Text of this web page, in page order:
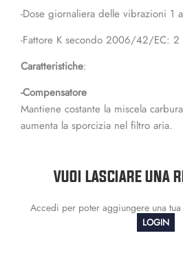
-Dose giornaliera delle vibrazioni 1
-Fattore K secondo 2006/42/EC: 2
Caratteristiche:
-Compensatore
Mantiene costante la miscela
aumenta la sporcizia nel filtro aria.
VUOI LASCIARE UNA
Accedi per poter aggiungere una
LOGIN